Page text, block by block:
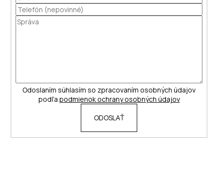
Odoslaním súhlasím so zpracovaním osobných údajov
podľa podmienok ochrany osobných údajov